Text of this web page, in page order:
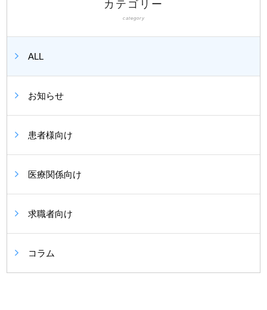
カテゴリー
category
ALL
お知らせ
患者様向け
医療関係向け
求職者向け
コラム